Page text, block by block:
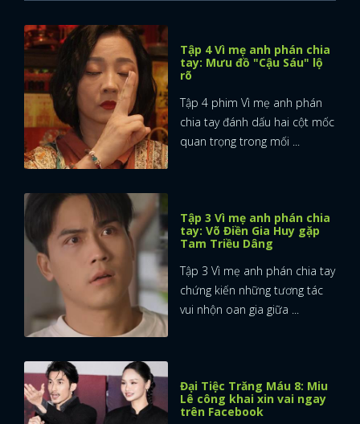
Tập 4 Vì mẹ anh phán chia
tay: Mưu đồ "Cậu Sáu" lộ
rõ
Tập 4 phim Vì mẹ anh phán
chia tay đánh dấu hai cột mốc
quan trọng trong mối ...
Tập 3 Vì mẹ anh phán chia
tay: Võ Điền Gia Huy gặp
Tam Triều Dâng
Tập 3 Vì mẹ anh phán chia tay
chứng kiến những tương tác
vui nhộn oan gia giữa ...
Đại Tiệc Trăng Máu 8: Miu
Lê công khai xin vai ngay
trên Facebook